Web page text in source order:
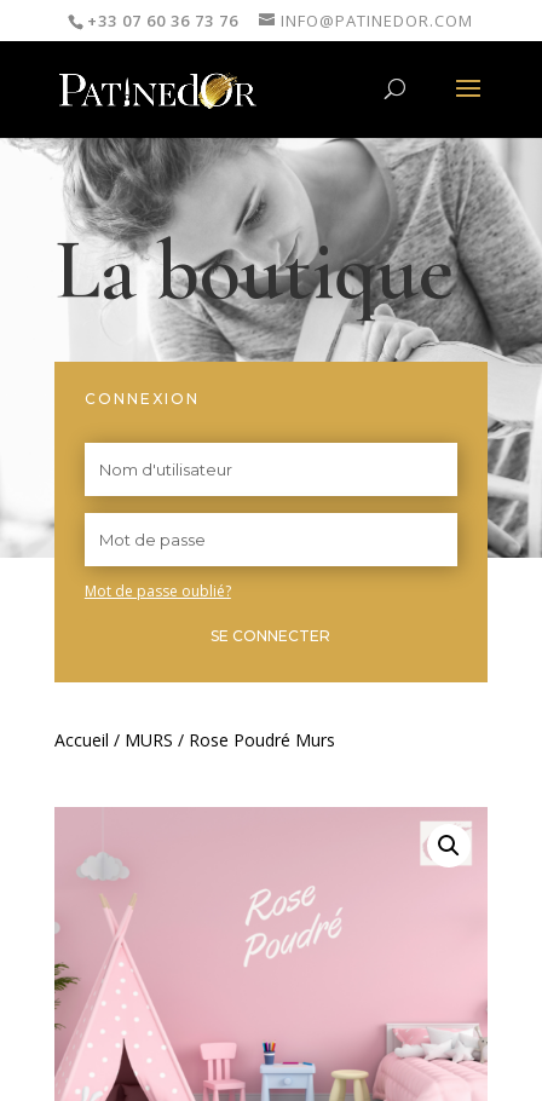
+33 07 60 36 73 76 INFO@PATINEDOR.COM
La boutique
CONNEXION
Mot de passe oublié?
SE CONNECTER
Accueil / MURS / Rose Poudré Murs